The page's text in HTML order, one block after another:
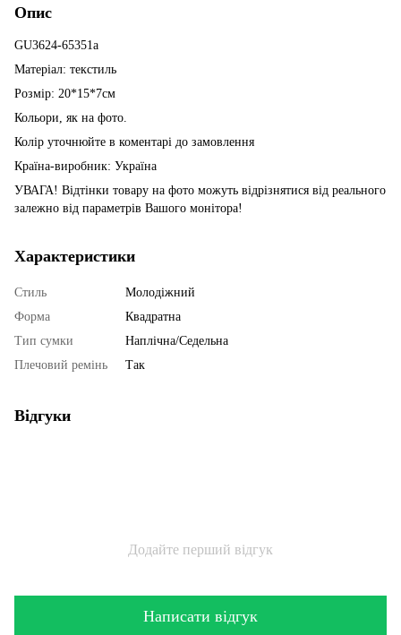
Опис
GU3624-65351a
Матеріал: текстиль
Розмір: 20*15*7см
Кольори, як на фото.
Колір уточнюйте в коментарі до замовлення
Країна-виробник: Україна
УВАГА! Відтінки товару на фото можуть відрізнятися від реального
залежно від параметрів Вашого монітора!
Характеристики
Стиль
Молодіжний
Форма
Квадратна
Тип сумки
Наплічна/Седельна
Плечовий ремінь
Так
Відгуки
Додайте перший відгук
Написати відгук